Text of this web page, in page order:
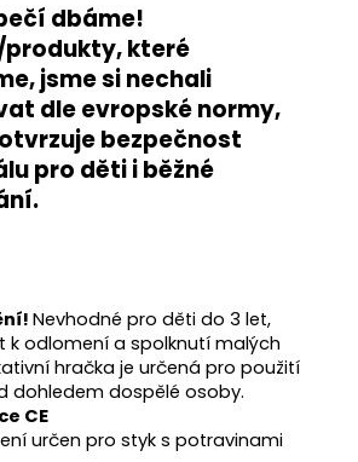
dbáme!
které
jsme si nechali
dle evropské normy,
bezpečnost
pro děti i běžné
.
Nevhodné pro děti do 3 let,
k odlomení a spolknutí malých
hračka je určená pro použití
dohledem dospělé osoby.
CE
určen pro styk s potravinami